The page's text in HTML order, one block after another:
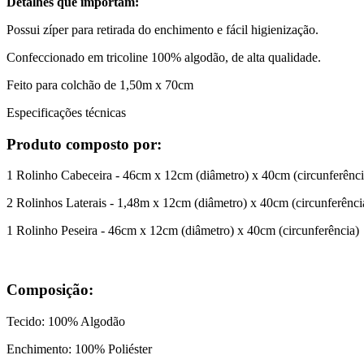
Possui zíper para retirada do enchimento e fácil higienização.
Confeccionado em tricoline 100% algodão, de alta qualidade.
Feito para colchão de 1,50m x 70cm
Especificações técnicas
Produto composto por:
1 Rolinho Cabeceira - 46cm x 12cm (diâmetro) x 40cm
2 Rolinhos Laterais - 1,48m x 12cm (diâmetro) x 40cm
1 Rolinho Peseira - 46cm x 12cm (diâmetro) x 40cm (circunferência)
Composição:
Tecido: 100% Algodão
Enchimento: 100% Poliéster